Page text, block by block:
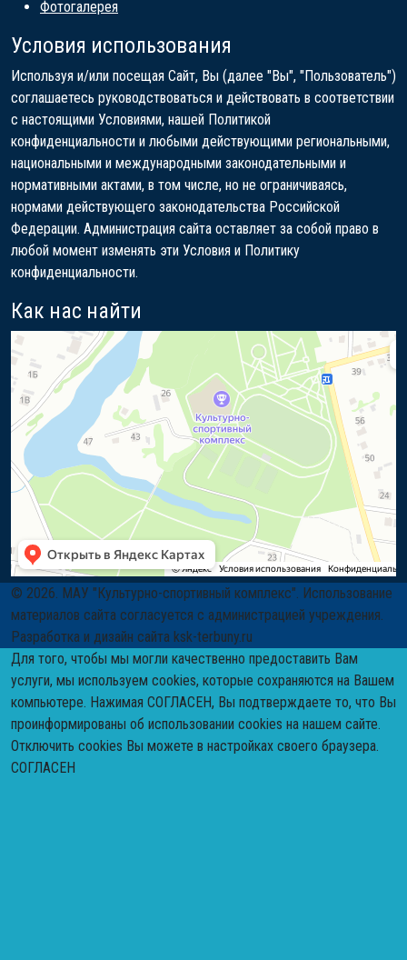
Фотогалерея
Условия использования
Используя и/или посещая Сайт, Вы (далее "Вы", "Пользователь")
соглашаетесь руководствоваться и действовать в соответствии
с настоящими Условиями, нашей Политикой
конфиденциальности и любыми действующими региональными,
национальными и международными законодательными и
нормативными актами, в том числе, но не ограничиваясь,
нормами действующего законодательства Российской
Федерации. Администрация сайта оставляет за собой право в
любой момент изменять эти Условия и Политику
конфиденциальности.
Как нас найти
Яндекс Карты — транспорт, навигация, поиск мест
© 2026. МАУ "Культурно-спортивный комплекс". Использование
материалов сайта согласуется с администрацией учреждения.
Разработка и дизайн сайта ksk-terbuny.ru
Для того, чтобы мы могли качественно предоставить Вам
услуги, мы используем cookies, которые сохраняются на Вашем
компьютере. Нажимая СОГЛАСЕН, Вы подтверждаете то, что Вы
проинформированы об использовании cookies на нашем сайте.
Отключить cookies Вы можете в настройках своего браузера.
СОГЛАСЕН